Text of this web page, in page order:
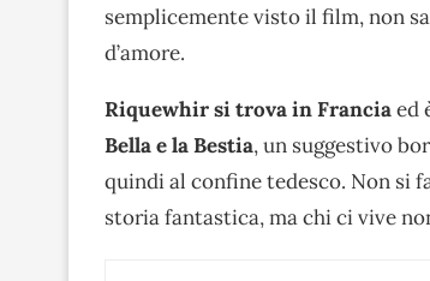
semplicemente visto il film, non
d’amore.
Riquewhir si trova in Franciaed
Bella e la Bestia, un suggestivo
quindi al confine tedesco. Non si
storia fantastica, ma chi ci vive